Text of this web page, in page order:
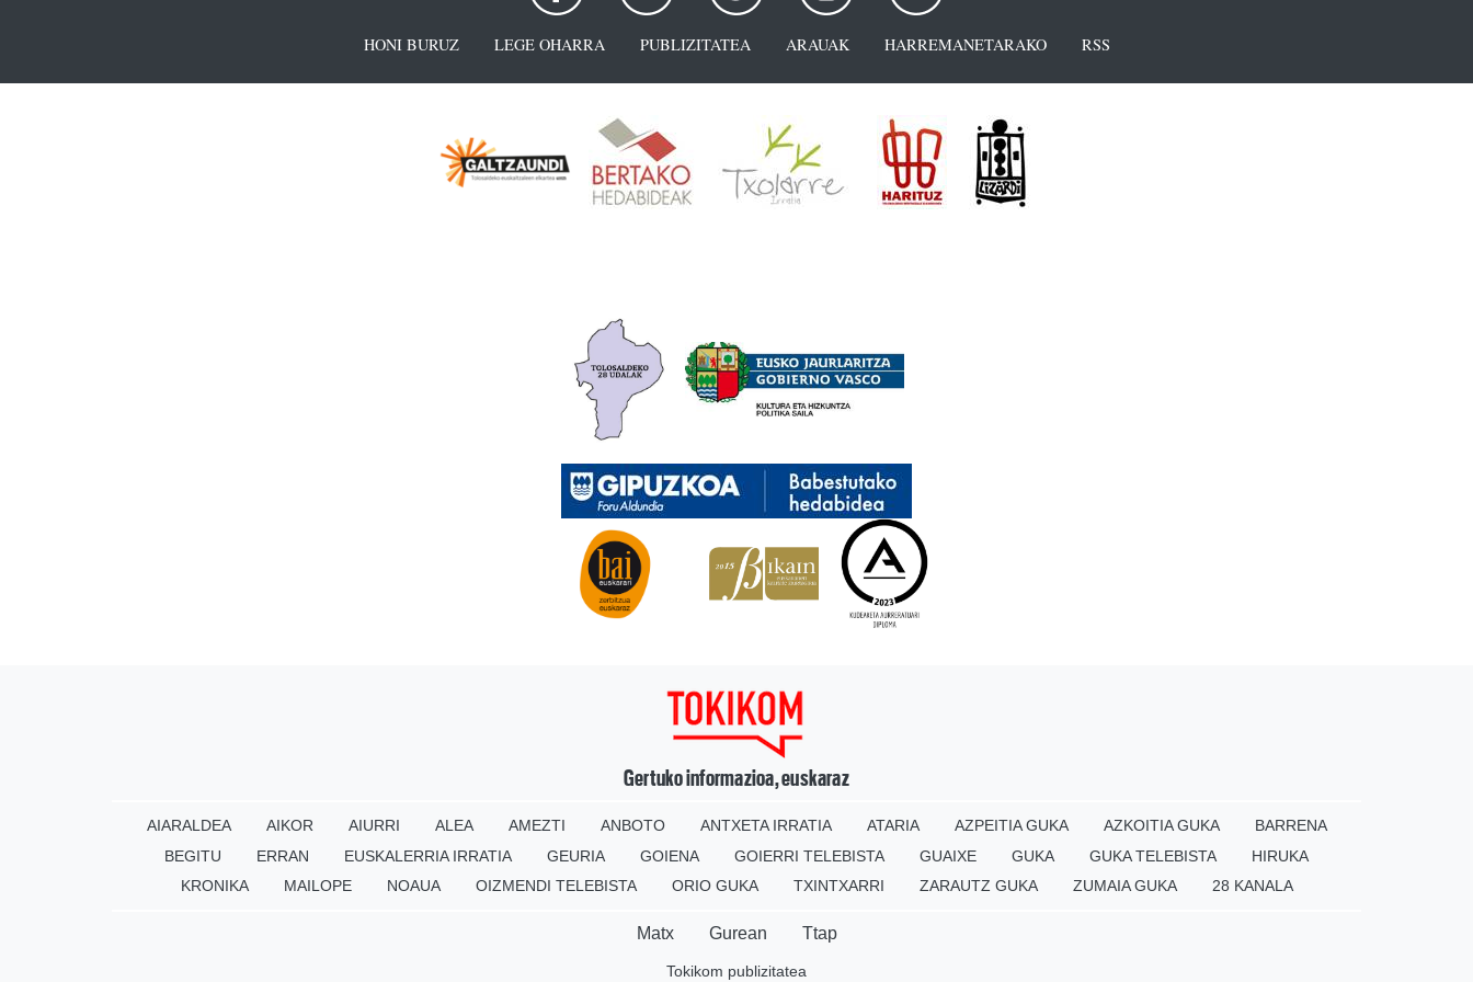
HONI BURUZ LEGE OHARRA PUBLIZITATEA ARAUAK HARREMANETARAKO RSS
Gertuko informazioa, euskaraz
AIARALDEA AIKOR AIURRI ALEA AMEZTI ANBOTO ANTXETA IRRATIA ATARIA AZPEITIA GUKA AZKOITIA GUKA
BARRENA
BEGITU
ERRAN EUSKALERRIA IRRATIA GEURIA GOIENA GOIERRI TELEBISTA GUAIXE GUKA GUKA TELEBISTA
HIRUKA
KRONIKA
MAILOPE NOAUA OIZMENDI TELEBISTA ORIO GUKA TXINTXARRI ZARAUTZ GUKA ZUMAIA GUKA 28 KANALA
Matx Gurean Ttap
Tokikom publizitatea